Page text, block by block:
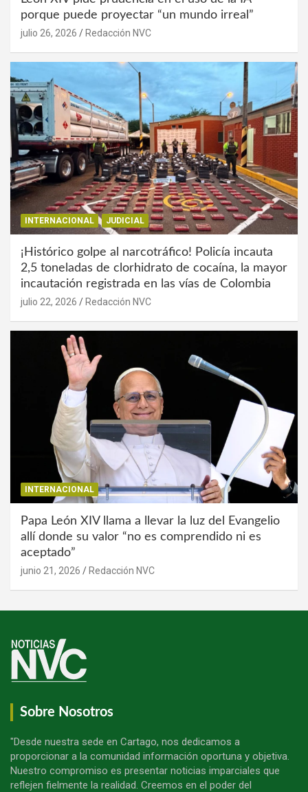
porque puede proyectar “un mundo irreal”
julio 26, 2026 Redacción NVC
INTERNACIONAL JUDICIAL
¡Histórico golpe al narcotráfico! Policía incauta
2,5 toneladas de clorhidrato de cocaína, la mayor
incautación registrada en las vías de Colombia
julio 22, 2026 Redacción NVC
INTERNACIONAL
Papa León XIV llama a llevar la luz del Evangelio
allí donde su valor “no es comprendido ni es
aceptado”
junio 21, 2026 Redacción NVC
Sobre Nosotros
"Desde nuestra sede en Cartago, nos dedicamos a
proporcionar a la comunidad información oportuna y objetiva.
Nuestro compromiso es presentar noticias imparciales que
reflejen fielmente la realidad. Creemos en el poder del